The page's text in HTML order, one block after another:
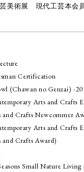
美術展 現代工芸本会
Certification
(Chawan no Genzai) -
Arts and Crafts
Crafts Newcommer
Arts and Crafts
Crafts Award)
Small Nature